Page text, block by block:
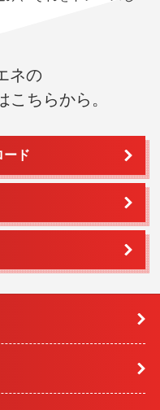
ネの
こちらから。
ード